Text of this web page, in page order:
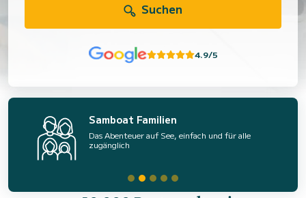
Suchen
4.9/5
Samboat Familien
Das Abenteuer auf See, einfach und für alle
zugänglich